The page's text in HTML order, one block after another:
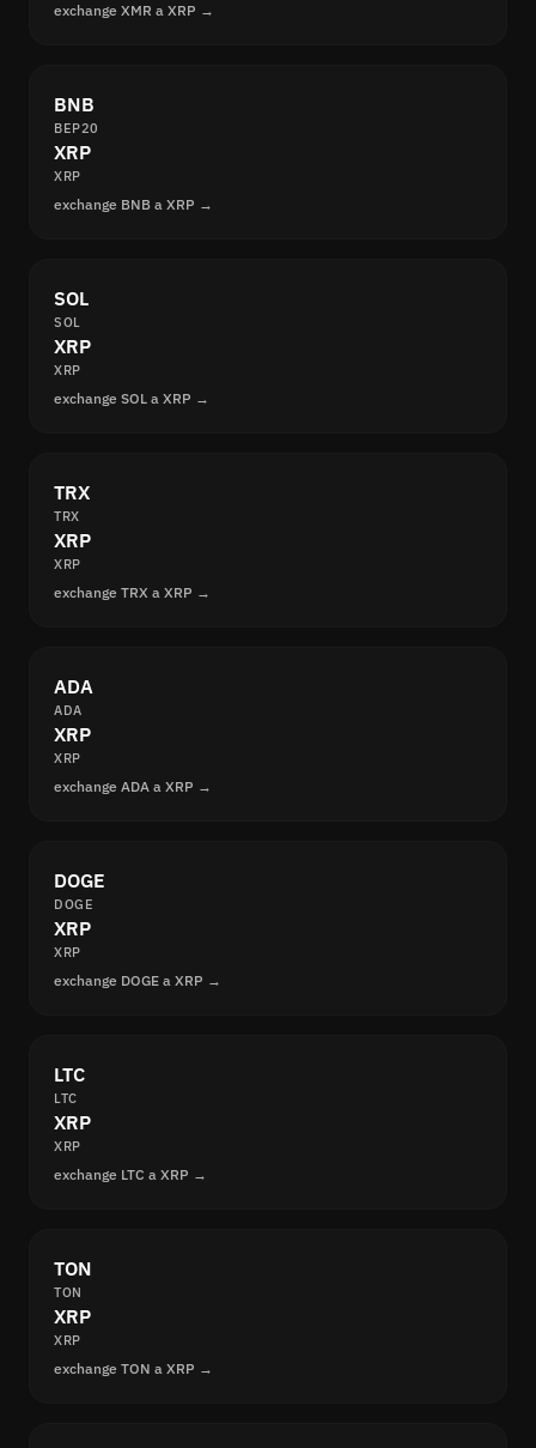
exchange XMR a XRP →
BNB
BEP20
XRP
XRP
exchange BNB a XRP →
SOL
SOL
XRP
XRP
exchange SOL a XRP →
TRX
TRX
XRP
XRP
exchange TRX a XRP →
ADA
ADA
XRP
XRP
exchange ADA a XRP →
DOGE
DOGE
XRP
XRP
exchange DOGE a XRP →
LTC
LTC
XRP
XRP
exchange LTC a XRP →
TON
TON
XRP
XRP
exchange TON a XRP →